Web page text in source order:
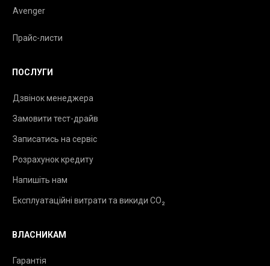
Avenger
Прайс-листи
ПОСЛУГИ
Дзвінок менеджера
Замовити тест-драйв
Записатись на сервіс
Розрахунок кредиту
Напишіть нам
Експлуатаційні витрати та викиди CO₂
ВЛАСНИКАМ
Гарантія